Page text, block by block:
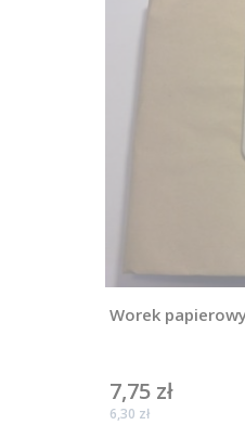
Worek
Cena
7,75 zł
Cena
6,30 zł